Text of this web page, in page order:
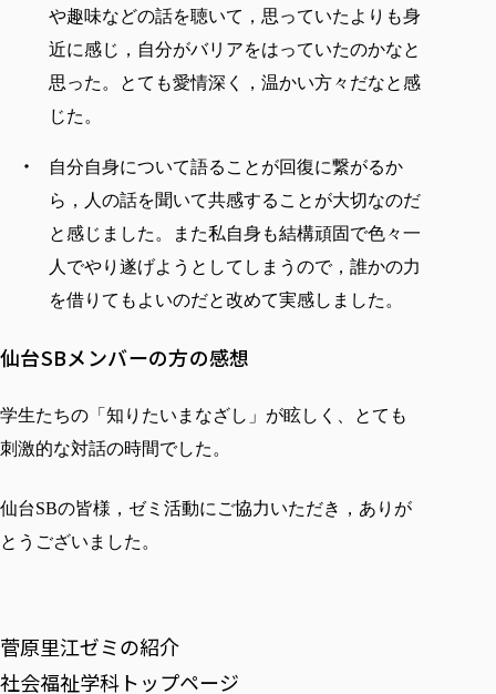
や趣味などの話を聴いて，思っていたよりも身
近に感じ，自分がバリアをはっていたのかなと
思った。とても愛情深く，温かい方々だなと感
じた。
自分自身について語ることが回復に繋がるか
ら，人の話を聞いて共感することが大切なのだ
と感じました。また私自身も結構頑固で色々一
人でやり遂げようとしてしまうので，誰かの力
を借りてもよいのだと改めて実感しました。
仙台SBメンバーの方の感想
学生たちの「知りたいまなざし」が眩しく、とても
刺激的な対話の時間でした。
仙台SBの皆様，ゼミ活動にご協力いただき，ありが
とうございました。
菅原里江ゼミの紹介
社会福祉学科トップページ